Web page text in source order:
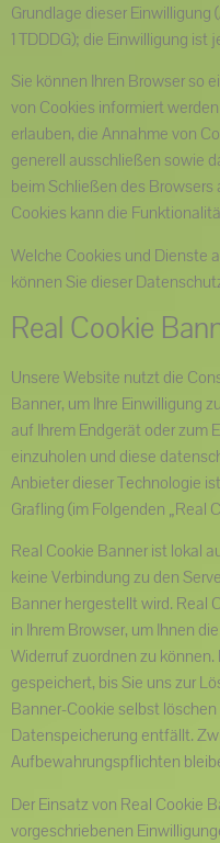
Grundlage dieser Einwilligung
1 TDDDG); die Einwilligung ist
Sie können Ihren Browser so
von Cookies informiert
erlauben, die Annahme von
generell ausschließen sowie
beim Schließen des
Cookies kann die
Welche Cookies und Dienste
können Sie dieser
Real Cookie
Unsere Website nutzt die
Banner, um Ihre Einwilligung
auf Ihrem Endgerät oder zum
einzuholen und diese
Anbieter dieser Technologie
Grafling (im Folgenden „Real
Real Cookie Banner ist lokal
keine Verbindung zu den
Banner hergestellt wird. Real
in Ihrem Browser, um Ihnen
Widerruf zuordnen zu
gespeichert, bis Sie uns zur
Banner-Cookie selbst
Datenspeicherung entfällt.
Aufbewahrungspflichten
Der Einsatz von Real Cookie
vorgeschriebenen